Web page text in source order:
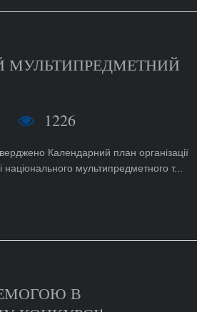
МУЛЬТИПРЕДМЕТНИЙ
1226
Календарний план організації
мультипредметного т...
В